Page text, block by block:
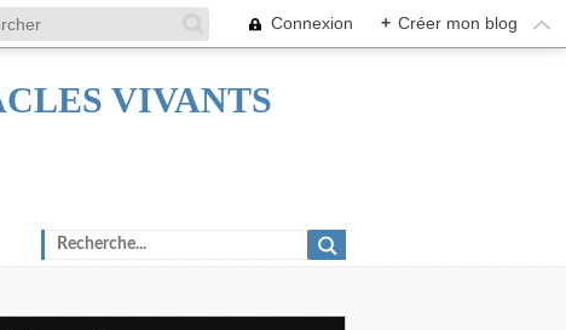
Connexion + Créer mon blog
VIVANTS